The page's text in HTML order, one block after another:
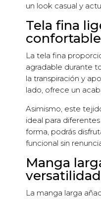
un look casual y
Tela fina
confortable
La tela fina
agradable durante
la transpiración y
lado, ofrece un
Asimismo, este
ideal para
forma, podrás
funcional sin
Manga
versatilidad
La manga larga